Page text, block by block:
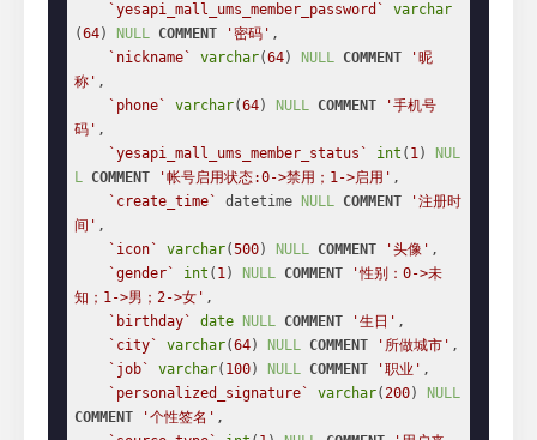
`yesapi_mall_ums_member_password`
varchar
(64) NULL COMMENT '密码' ,
`nickname`
varchar(64) NULL COMMENT
'昵
称' ,
`phone`
varchar(64) NULL COMMENT
'手机号
码' ,
`yesapi_mall_ums_member_status`
int ( 1)
NUL
L COMMENT '帐号启用状态:0->禁用；1->启用' ,
`create_time`
datetime NULL COMMENT
'注册时
间' ,
`icon`
varchar(500) NULL COMMENT '头像' ,
`gender`
int ( 1) NULL COMMENT
'性别：0->未
知；1->男；2->女' ,
`birthday`
date NULL COMMENT '生日' ,
`city`
varchar(64) NULL COMMENT '所做城市' ,
`job`
varchar( 100) NULL COMMENT '职业' ,
`personalized_signature`
varchar(200)
NULL
COMMENT
'个性签名' ,